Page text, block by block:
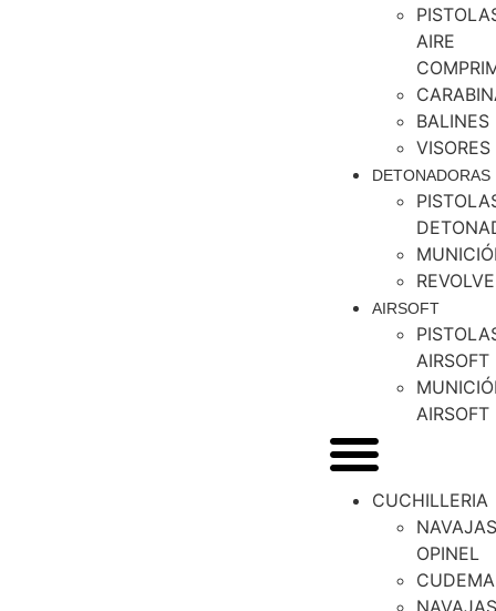
AIRE
BALINES
VISORES
DETONADORAS
AIRSOFT
AIRSOFT
AIRSOFT
CUCHILLERIA
NAVAJAS
OPINEL
NAVAJAS